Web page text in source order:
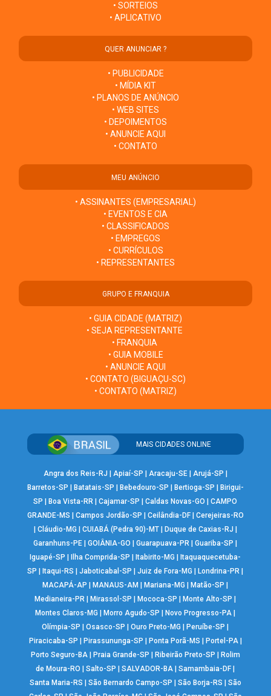
• SORTEIOS
• APLICATIVO
QUER ANUNCIAR ?
• PUBLICIDADE
• MÍDIA KIT
• PLANOS DE ANÚNCIO
• WEB SITES
• DEPOIMENTOS
• ANUNCIE AQUI
• CONTATO
MEU ANÚNCIO
• ASSINANTES (EMPRESARIAL)
• EVENTOS E CIA
• CLASSIFICADOS
• EMPREGOS
• CURRÍCULOS
• REPRESENTANTES
GRUPO E FRANQUIA
• GUIA CIDADE (MATRIZ)
• SEJA REPRESENTANTE
• FRANQUIA
• GUIA MOBILE
• ANUNCIE AQUI
• CONTATO (BIGUAÇU-SC)
• CONTATO (MATRIZ)
MAIS CIDADES ONLINE
Angra dos Reis-RJ Apiaí-SP Aracaju-SE| Arujá-SP
Barretos-SP
Batatais-SP Bebedouro-SP Bertioga-SP
Birigui-
SP
Boa Vista-RR |Cajamar-SP |Caldas Novas-GO |CAMPO
GRANDE-MS
Campos Jordão-SP Ceilândia-DF| Cerejeiras-RO
Cláudio-MG CUIABÁ (Pedra 90)-MT| Duque de Caxias-RJ
Garanhuns-PE |GOIÂNIA-GO |Guarapuava-PR |Guariba-SP
Iguapé-SP
Ilha Comprida-SP Itabirito-MG
Itaquaquecetuba-
SP
Itaqui-RS |Jaboticabal-SP |Juiz de Fora-MG Londrina-PR
MACAPÁ-AP
MANAUS-AM Mariana-MG Matão-SP
Medianeira-PR
Mirassol-SP Mococa-SP Monte Alto-SP
Montes Claros-MG
Morro Agudo-SP Novo Progresso-PA
Olímpia-SP
|Osasco-SP |Ouro Preto-MG Peruíbe-SP
Piracicaba-SP
Pirassununga-SP Ponta Porã-MS Portel-PA|
Porto Seguro-BA| Praia Grande-SP Ribeirão Preto-SP
Rolim
de Moura-RO
|Salto-SP |SALVADOR-BA |Samambaia-DF
Santa Maria-RS
São Bernardo Campo-SP São Borja-RS
São